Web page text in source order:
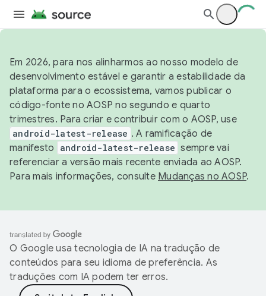
Em 2026, para nos alinharmos ao nosso modelo de
desenvolvimento estável e garantir a estabilidade da
plataforma para o ecossistema, vamos publicar o
código-fonte no AOSP no segundo e quarto
trimestres. Para criar e contribuir com o AOSP, use
android-latest-release . A ramificação de
manifesto
android-latest-release sempre vai
referenciar a versão mais recente enviada ao AOSP.
Para mais informações, consulte Mudanças no AOSP.
O Google usa tecnologia de IA na tradução de
conteúdos para seu idioma de preferência. As
traduções com IA podem ter erros.